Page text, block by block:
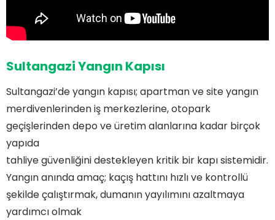
Sultangazi Yangın Kapısı
Sultangazi’de yangın kapısı; apartman ve site yangın
merdivenlerinden iş merkezlerine, otopark
geçişlerinden depo ve üretim alanlarına kadar birçok
yapıda
tahliye güvenliğini destekleyen kritik bir kapı sistemidir.
Yangın anında amaç; kaçış hattını hızlı ve kontrollü
şekilde çalıştırmak, dumanın yayılımını azaltmaya
yardımcı olmak